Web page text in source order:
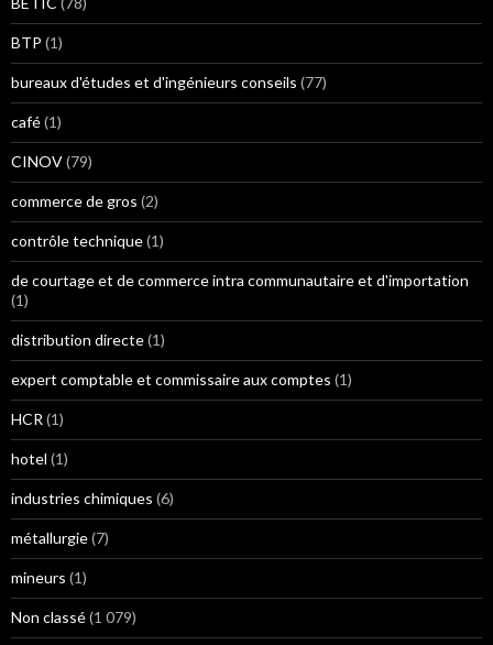
BTP (1)
bureaux d'études et d'ingénieurs conseils (77)
café(1)
CINOV(79)
commerce de gros (2)
contrôle technique(1)
de courtage et de commerce intra communautaire et d'importation
(1)
distribution directe(1)
expert comptable et commissaire aux comptes (1)
HCR (1)
hotel (1)
industries chimiques (6)
métallurgie(7)
mineurs (1)
Non classé(1 079)